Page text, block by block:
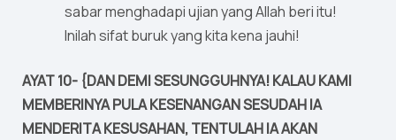
sabar menghadapi ujian yang Allah beri itu!
Inilah sifat buruk yang kita kena jauhi!
AYAT 10- {DAN DEMI SESUNGGUHNYA! KALAU KAMI
MEMBERINYA PULA KESENANGAN SESUDAH IA
MENDERITA KESUSAHAN, TENTULAH IA AKAN